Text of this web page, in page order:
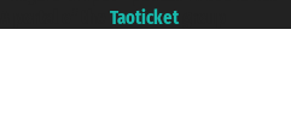
Taoticket